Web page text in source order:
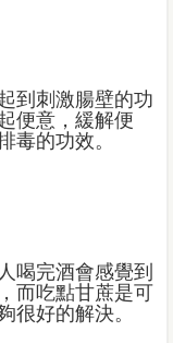
到刺激腸壁的功
便意，緩解便
毒的功效。
喝完酒會感覺到
而吃點甘蔗是可
很好的解決。